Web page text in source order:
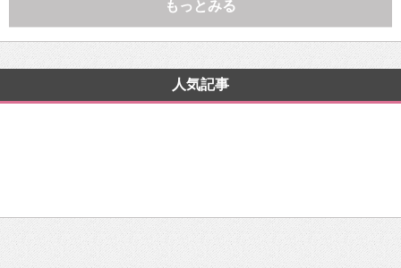
もっとみる
人気記事